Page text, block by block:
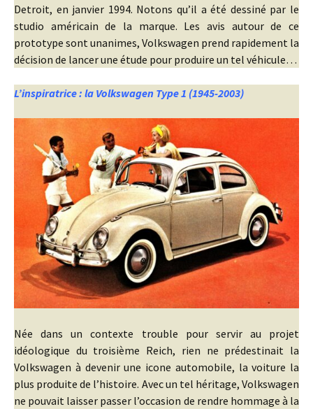
Detroit, en janvier 1994. Notons qu’il a été dessiné par le
studio américain de la marque. Les avis autour de ce
prototype sont unanimes, Volkswagen prend rapidement la
décision de lancer une étude pour produire un tel véhicule…
L’inspiratrice : la Volkswagen Type 1 (1945-2003)
Née dans un contexte trouble pour servir au projet
idéologique du troisième Reich, rien ne prédestinait la
Volkswagen à devenir une icone automobile, la voiture la
plus produite de l’histoire. Avec un tel héritage, Volkswagen
ne pouvait laisser passer l’occasion de rendre hommage à la